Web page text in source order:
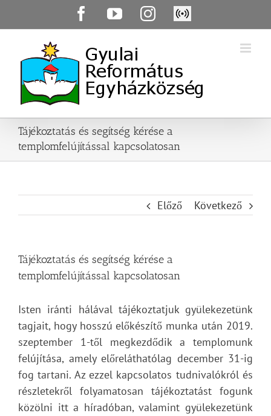
FacebookYouTubeInstagram
Élő
közvetítés
Tájékoztatás és segítség kérése a
templomfelújítással kapcsolatosan
Előző Következő
Tájékoztatás és segítség kérése a
templomfelújítással kapcsolatosan
Isten iránti hálával tájékoztatjuk gyülekezetünk
tagjait, hogy hosszú előkészítő munka után 2019.
szeptember 1-től megkezdődik a templomunk
felújítása, amely előreláthatólag december 31-ig
fog tartani. Az ezzel kapcsolatos tudnivalókról és
részletekről folyamatosan tájékoztatást fogunk
közölni itt a híradóban, valamint gyülekezetünk